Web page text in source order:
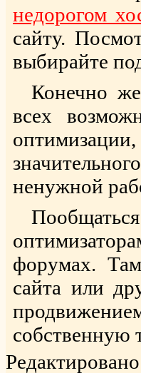
недорогом
сайту.
выбирайте
Конечно
всех
ненужной
форумах.
сайта или
собственную